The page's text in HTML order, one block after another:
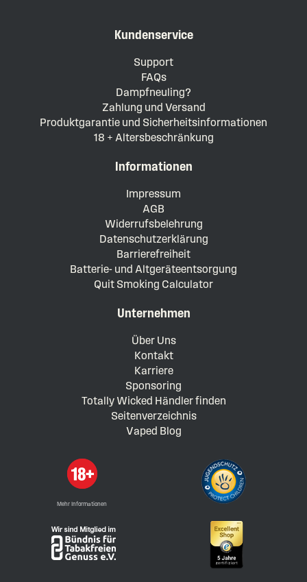
Kundenservice
Support
FAQs
Dampfneuling?
Zahlung und Versand
Produktgarantie und Sicherheitsinformationen
18 + Altersbeschränkung
Informationen
Impressum
AGB
Widerrufsbelehrung
Datenschutzerklärung
Barrierefreiheit
Batterie- und Altgeräteentsorgung
Quit Smoking Calculator
Unternehmen
Über Uns
Kontakt
Karriere
Sponsoring
Totally Wicked Händler finden
Seitenverzeichnis
Vaped Blog
Mehr Informationen